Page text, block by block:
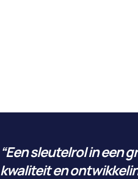
“Een sleutelrol in een
kwaliteit en